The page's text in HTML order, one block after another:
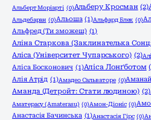
Альберт Моріарті (0)Альберу Кросман (2)
Альдебаран (0)Альоша (1)Альфард Блек (0)
Альфред (Ти зможеш) (1)
Аліна Старкова (Заклинателька
Аліса (Університет Чупарського) (2)
Аліса Босконович (1)Аліса Лонґботом
Алія Атрід (1)Амадео Сальваторе (0)
Аманда (Детройт: Стати людиною) (2)
Аматерасу (Amaterasu) (0)Амон-Діоніс (0)
Анастасія Бачинська (1)Анастасія Гірс (0)